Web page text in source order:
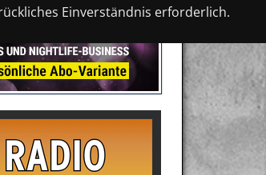
Einverständnis erforderlich.